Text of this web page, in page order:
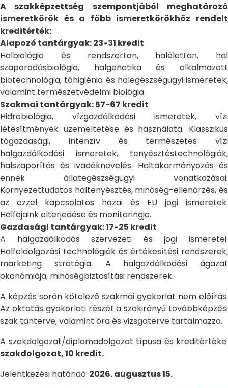
A szakképzettség szempontjából meghatározó
ismeretkörök és a főbb ismeretkörökhöz rendelt
kreditérték:
Alapozó tantárgyak: 23-31 kredit
Halbiológia és rendszertan, halélettan, hal
szaporodásbiológia, halgenetika és alkalmazott
biotechnológia, tóhigiénia és halegészségügyi ismeretek,
valamint természetvédelmi biológia.
Szakmai tantárgyak: 57-67 kredit
Hidrobiológia, vízgazdálkodási ismeretek, vízi
létesítmények üzemeltetése és használata. Klasszikus
tógazdasági, intenzív és természetes vízi
halgazdálkodási ismeretek, tenyésztéstechnológiák,
halszaporítás és ivadéknevelés. Haltakarmányozás és
ennek állategészségügyi vonatkozásai.
Környezettudatos haltenyésztés, minőség-ellenőrzés, és
az ezzel kapcsolatos hazai és EU jogi ismeretek.
Halfajaink elterjedése és monitoringja.
Gazdasági tantárgyak: 17-25 kredit
A halgazdálkodás szervezeti és jogi ismeretei.
Halfeldolgozási technológiák és értékesítési rendszerek,
marketing stratégia. A halgazdálkodási ágazat
ökonómiája, minőségbiztosítási rendszerek.
A képzés során kötelező szakmai gyakorlat nem előírás.
Az oktatás gyakorlati részét a szakirányú továbbképzési
szak tanterve, valamint óra és vizsgaterve tartalmazza.
A szakdolgozat/diplomadolgozat típusa és kreditértéke:
szakdolgozat, 10 kredit.
Jelentkezési határidő: 2026. augusztus 15.